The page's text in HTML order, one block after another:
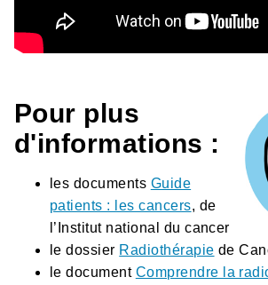
Pour plus
d'informations :
les documents Guide
patients : les cancers, de
l’Institut national du cancer
le dossier Radiothérapie de
le document Comprendre la